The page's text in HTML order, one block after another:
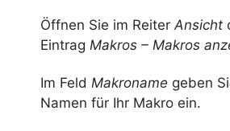
Öffnen Sie im Reiter Ansicht
Eintrag Makros – Makros
Im Feld Makroname geben
Namen für Ihr Makro ein.